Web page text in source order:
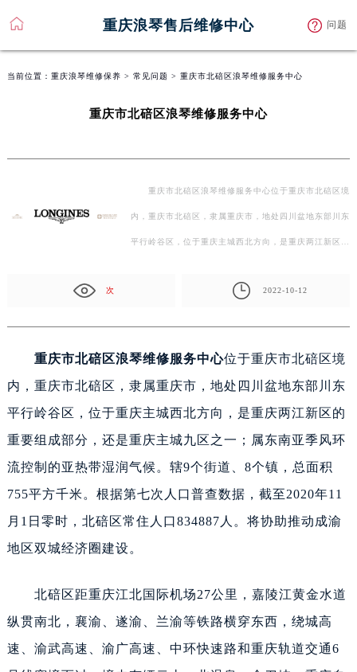
重庆浪琴售后维修中心 问题
当前位置： 重庆浪琴维修保养 > 常见问题 > 重庆市北碚区浪琴维修服务中心
重庆市北碚区浪琴维修服务中心
重庆市北碚区浪琴维修服务中心位于重庆市北碚区境
内，重庆市北碚区，隶属重庆市，地处四川盆地东部川东
平行岭谷区，位于重庆主城西北方向，是重庆两江新区的
次 2022-10-12
重庆市北碚区浪琴维修服务中心位于重庆市北碚区境
内，重庆市北碚区，隶属重庆市，地处四川盆地东部川东
平行岭谷区，位于重庆主城西北方向，是重庆两江新区的
重要组成部分，还是重庆主城九区之一；属东南亚季风环
流控制的亚热带湿润气候。辖9个街道、8个镇，总面积
755平方千米。根据第七次人口普查数据，截至2020年11
月1日零时，北碚区常住人口834887人。将协助推动成渝
地区双城经济圈建设。
北碚区距重庆江北国际机场27公里，嘉陵江黄金水道
纵贯南北，襄渝、遂渝、兰渝等铁路横穿东西，绕城高
速、渝武高速、渝广高速、中环快速路和重庆轨道交通6